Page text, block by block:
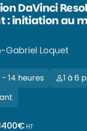
DaVinci
: initiation au
Gabriel Loquet
- 14 heures
1 à 6
HT